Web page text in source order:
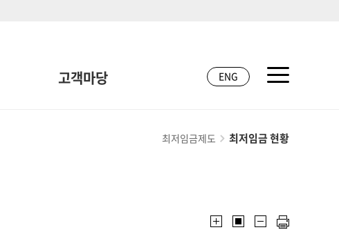
고객마당 ENG
최저임금제도 최저임금 현황